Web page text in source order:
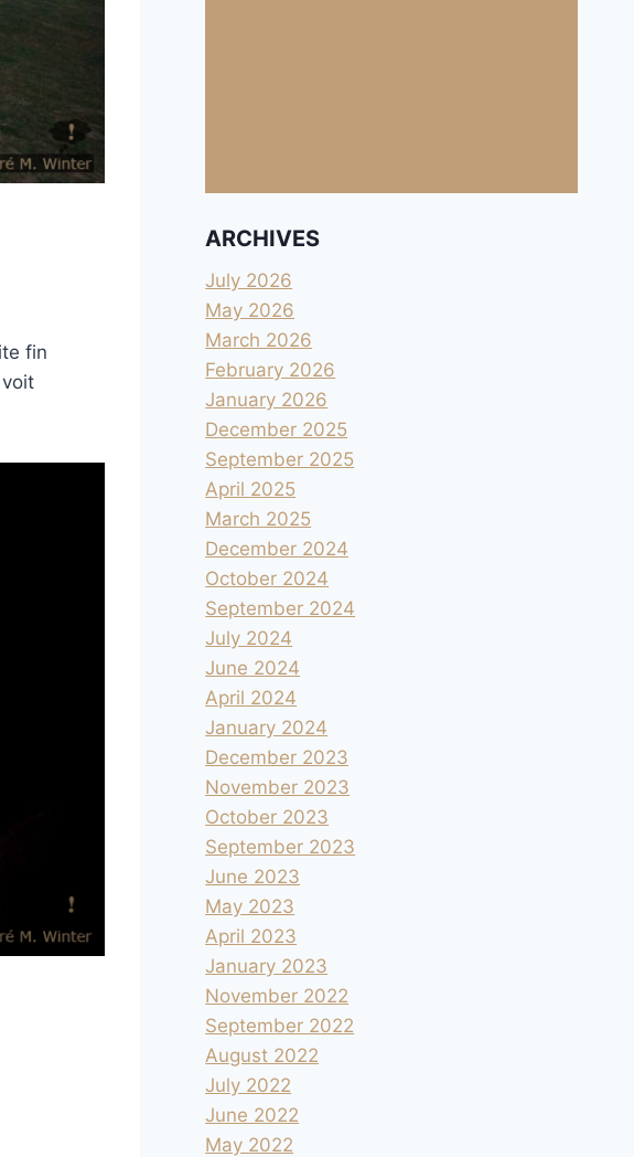
fin
ARCHIVES
July 2026
May 2026
March 2026
February 2026
January 2026
December 2025
September 2025
April 2025
March 2025
December 2024
October 2024
September 2024
July 2024
June 2024
April 2024
January 2024
December 2023
November 2023
October 2023
September 2023
June 2023
May 2023
April 2023
January 2023
November 2022
September 2022
August 2022
July 2022
June 2022
May 2022